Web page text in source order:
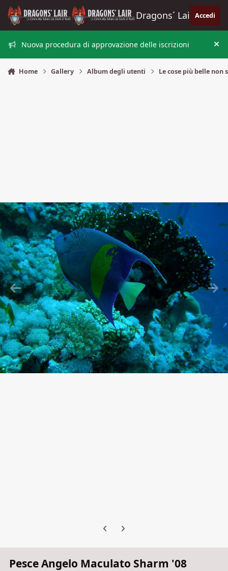
Vai al contenuto
Dragons´ Lair Accedi
Nuova procedura di approvazione delle iscrizioni
Home Gallery Album degli utenti Le cose più belle
Previous carousel slide
Next carousel slide
Pesce Angelo Maculato Sharm '08